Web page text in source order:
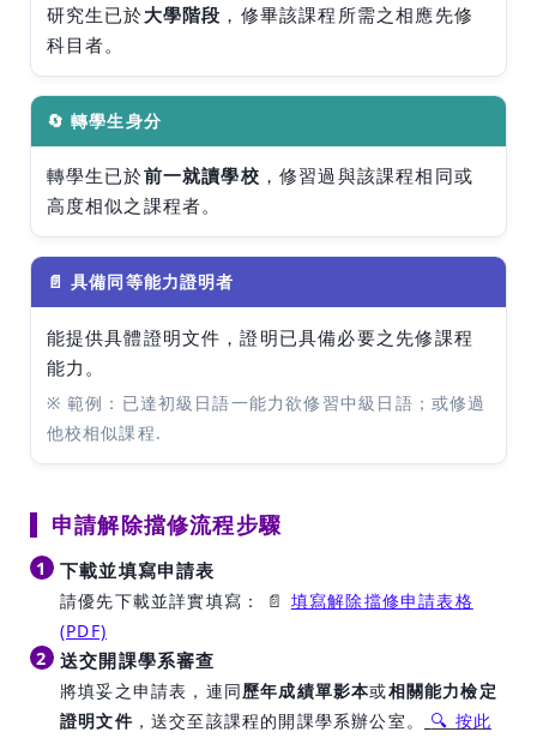
研究生已於大學階段 ，修畢該課程所需之相應先修
科目者。
🔄 轉學生身分
轉學生已於前一就讀學校 ，修習過與該課程相同或
高度相似之課程者。
📄 具備同等能力證明者
能提供具體證明文件，證明已具備必要之先修課程
能力。
※ 範例：已達初級日語一能力欲修習中級日語；或修過
他校相似課程.
申請解除擋修流程步驟
1 下載並填寫申請表
請優先下載並詳實填寫： 📄 填寫解除擋修申請表格
(PDF)
2 送交開課學系審查
將填妥之申請表，連同歷年成績單影本或相關能力檢定
證明文件 ，送交至該課程的開課學系辦公室。
🔍 按此